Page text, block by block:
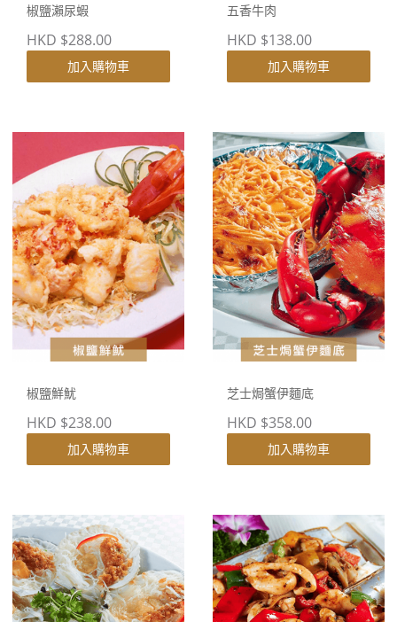
椒鹽瀨尿蝦
HKD $288.00
加入購物車
五香牛肉
HKD $138.00
加入購物車
椒鹽鮮魷
HKD $238.00
加入購物車
芝士焗蟹伊麵底
HKD $358.00
加入購物車